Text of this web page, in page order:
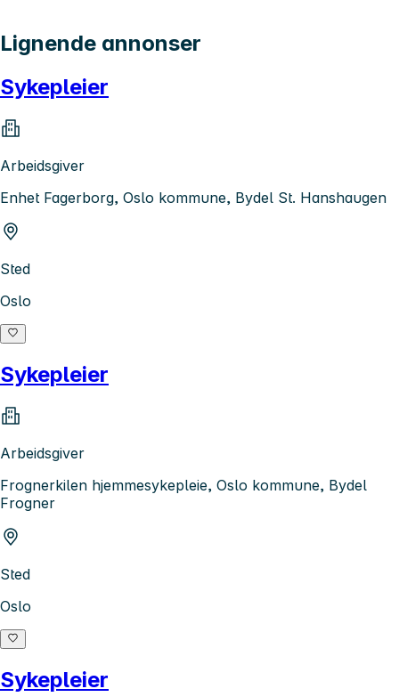
Lignende annonser
Sykepleier
Arbeidsgiver
Enhet Fagerborg, Oslo kommune, Bydel St. Hanshaugen
Sted
Oslo
Sykepleier
Arbeidsgiver
Frognerkilen hjemmesykepleie, Oslo kommune, Bydel
Frogner
Sted
Oslo
Sykepleier